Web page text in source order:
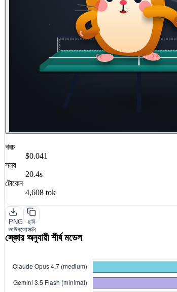
খরচ
$0.041
সময়
20.4s
টোকেন
4,608 tok
PNG
ডাউনলোড
করুন
ছবি
কপি
করুন
স্কোর অনুযায়ী শীর্ষ মডেল